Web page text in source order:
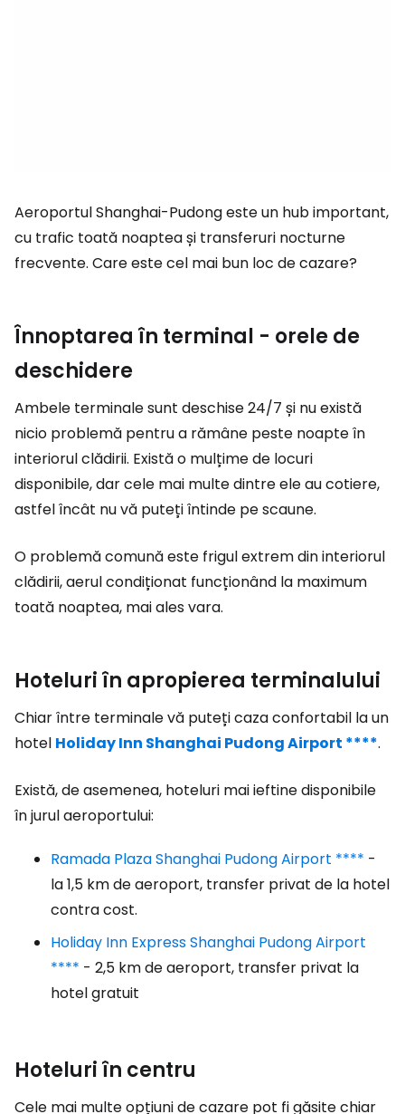
Aeroportul Shanghai-Pudong este un hub important,
cu trafic toată noaptea și transferuri nocturne
frecvente. Care este cel mai bun loc de cazare?
Înnoptarea în terminal - orele de
deschidere
Ambele terminale sunt deschise 24/7 și nu există
nicio problemă pentru a rămâne peste noapte în
interiorul clădirii. Există o mulțime de locuri
disponibile, dar cele mai multe dintre ele au cotiere,
astfel încât nu vă puteți întinde pe scaune.
O problemă comună este frigul extrem din interiorul
clădirii, aerul condiționat funcționând la maximum
toată noaptea, mai ales vara.
Hoteluri în apropierea terminalului
Chiar între terminale vă puteți caza confortabil la un
hotel Holiday Inn Shanghai Pudong Airport ****.
Există, de asemenea, hoteluri mai ieftine disponibile
în jurul aeroportului:
Ramada Plaza Shanghai Pudong Airport **** -
la 1,5 km de aeroport, transfer privat de la hotel
contra cost.
Holiday Inn Express Shanghai Pudong Airport
**** - 2,5 km de aeroport, transfer privat la
hotel gratuit
Hoteluri în centru
Cele mai multe opțiuni de cazare pot fi găsite chiar